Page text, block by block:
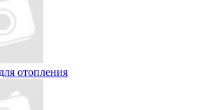
отопления